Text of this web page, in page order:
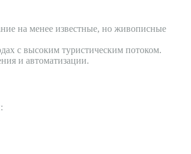
на менее известные, но живописные
с высоким туристическим потоком.
и автоматизации.